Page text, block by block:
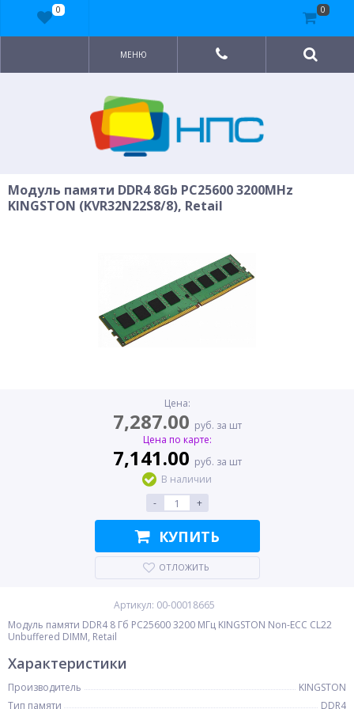
МЕНЮ
Модуль памяти DDR4 8Gb PC25600 3200MHz
KINGSTON (KVR32N22S8/8), Retail
Цена:
7,287.00 руб. за шт
Цена по карте:
7,141.00 руб. за шт
В наличии
-
+
КУПИТЬ
ОТЛОЖИТЬ
Артикул: 00-00018665
Модуль памяти DDR4 8 Гб PC25600 3200 МГц KINGSTON Non-ECC CL22
Unbuffered DIMM, Retail
Характеристики
Производитель
KINGSTON
Тип памяти
DDR4
0 0